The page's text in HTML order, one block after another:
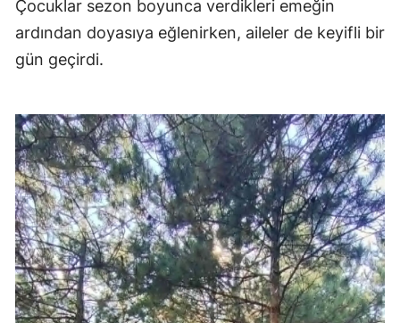
Çocuklar sezon boyunca verdikleri emeğin
ardından doyasıya eğlenirken, aileler de keyifli bir
gün geçirdi.